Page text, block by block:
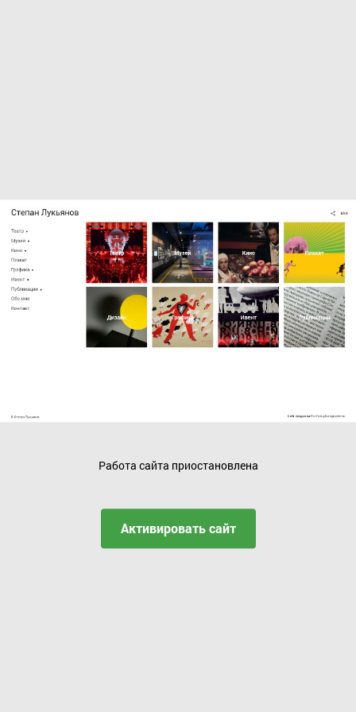
Работа сайта приостановлена
Активировать сайт